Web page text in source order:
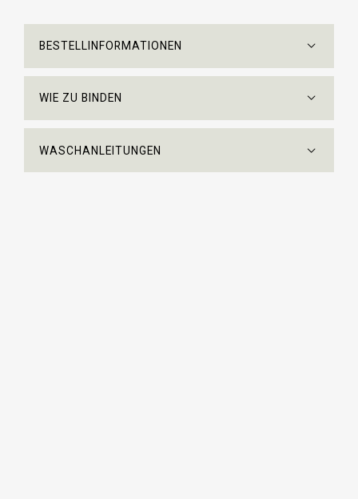
BESTELLINFORMATIONEN
WIE ZU BINDEN
WASCHANLEITUNGEN